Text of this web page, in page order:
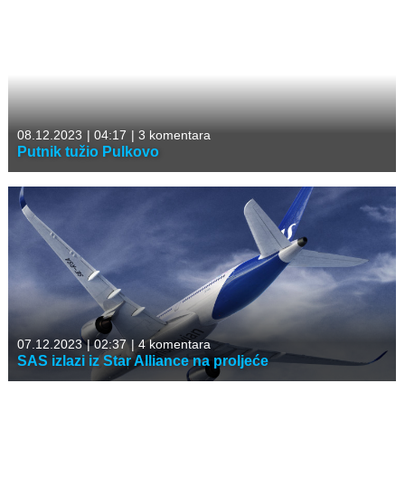
08.12.2023 | 04:17 | 3 komentara
Putnik tužio Pulkovo
07.12.2023 |02:37 | 4 komentara
SAS izlazi iz Star Alliance na proljeće